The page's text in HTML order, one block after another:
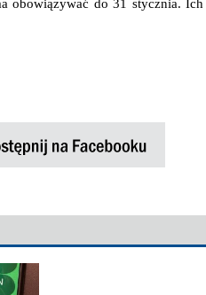
obowiązywać do 31 stycznia.